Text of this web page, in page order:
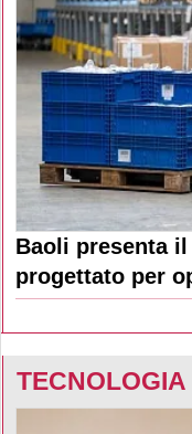
Baoli presenta
progettato per
TECNOLOGIA